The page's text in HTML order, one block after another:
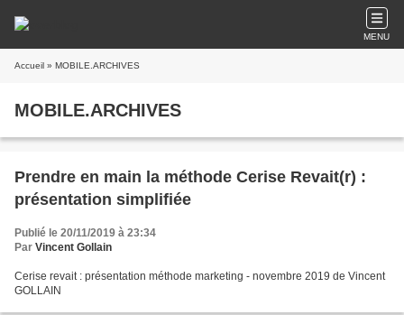
MENU
Accueil » MOBILE.ARCHIVES
MOBILE.ARCHIVES
Prendre en main la méthode Cerise Revait(r) :
présentation simplifiée
Publié le 20/11/2019 à 23:34
Par Vincent Gollain
Cerise revait : présentation méthode marketing - novembre 2019 de Vincent
GOLLAIN